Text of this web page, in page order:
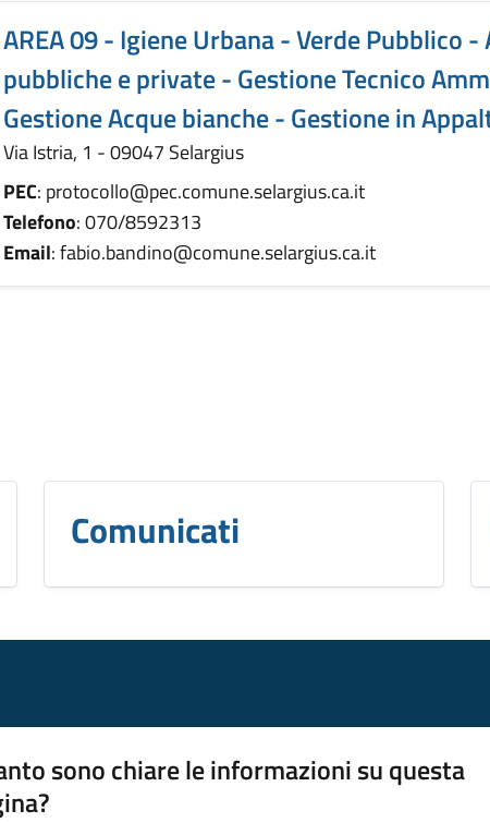
AREA 09 - Igiene Urbana - Verde Pubblico
pubbliche e private - Gestione Tecnico
Gestione Acque bianche - Gestione in
Via Istria, 1 - 09047 Selargius
PEC: protocollo@pec.comune.selargius.ca.it
Telefono: 070/8592313
Email: fabio.bandino@comune.selargius.ca.it
Comunicati
sono chiare le informazioni su questa